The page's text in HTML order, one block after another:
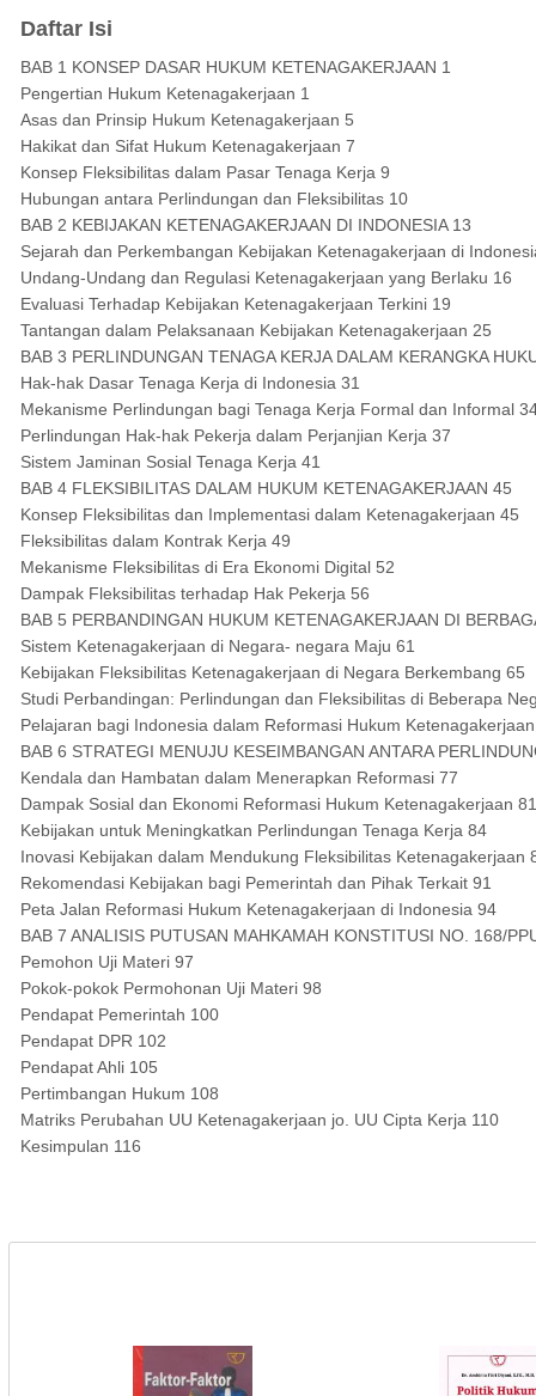
Daftar Isi
BAB 1 KONSEP DASAR HUKUM KETENAGAKERJAAN 1
Pengertian Hukum Ketenagakerjaan 1
Asas dan Prinsip Hukum Ketenagakerjaan 5
Hakikat dan Sifat Hukum Ketenagakerjaan 7
Konsep Fleksibilitas dalam Pasar Tenaga Kerja 9
Hubungan antara Perlindungan dan Fleksibilitas 10
BAB 2 KEBIJAKAN KETENAGAKERJAAN DI INDONESIA 13
Sejarah dan Perkembangan Kebijakan Ketenagakerjaan di
Undang-Undang dan Regulasi Ketenagakerjaan yang Berlaku 16
Evaluasi Terhadap Kebijakan Ketenagakerjaan Terkini 19
Tantangan dalam Pelaksanaan Kebijakan Ketenagakerjaan 25
BAB 3 PERLINDUNGAN TENAGA KERJA DALAM KERANGKA
Hak-hak Dasar Tenaga Kerja di Indonesia 31
Mekanisme Perlindungan bagi Tenaga Kerja Formal dan Informal
Perlindungan Hak-hak Pekerja dalam Perjanjian Kerja 37
Sistem Jaminan Sosial Tenaga Kerja 41
BAB 4 FLEKSIBILITAS DALAM HUKUM KETENAGAKERJAAN 45
Konsep Fleksibilitas dan Implementasi dalam Ketenagakerjaan 45
Fleksibilitas dalam Kontrak Kerja 49
Mekanisme Fleksibilitas di Era Ekonomi Digital 52
Dampak Fleksibilitas terhadap Hak Pekerja 56
BAB 5 PERBANDINGAN HUKUM KETENAGAKERJAAN DI
Sistem Ketenagakerjaan di Negara- negara Maju 61
Kebijakan Fleksibilitas Ketenagakerjaan di Negara Berkembang 65
Studi Perbandingan: Perlindungan dan Fleksibilitas di Beberapa
Pelajaran bagi Indonesia dalam Reformasi Hukum
BAB 6 STRATEGI MENUJU KESEIMBANGAN ANTARA
Kendala dan Hambatan dalam Menerapkan Reformasi 77
Dampak Sosial dan Ekonomi Reformasi Hukum Ketenagakerjaan 81
Kebijakan untuk Meningkatkan Perlindungan Tenaga Kerja 84
Inovasi Kebijakan dalam Mendukung Fleksibilitas Ketenagakerjaan
Rekomendasi Kebijakan bagi Pemerintah dan Pihak Terkait 91
Peta Jalan Reformasi Hukum Ketenagakerjaan di Indonesia 94
BAB 7 ANALISIS PUTUSAN MAHKAMAH KONSTITUSI NO. 168/
Pemohon Uji Materi 97
Pokok-pokok Permohonan Uji Materi 98
Pendapat Pemerintah 100
Pendapat DPR 102
Pendapat Ahli 105
Pertimbangan Hukum 108
Matriks Perubahan UU Ketenagakerjaan jo. UU Cipta Kerja 110
Kesimpulan 116